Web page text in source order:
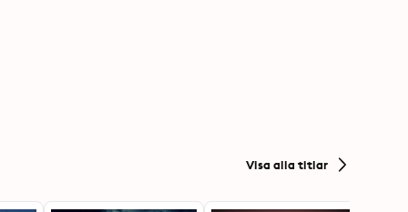
his talent was so poor that he could not
a life changing event occurred which would
Visa alla titlar